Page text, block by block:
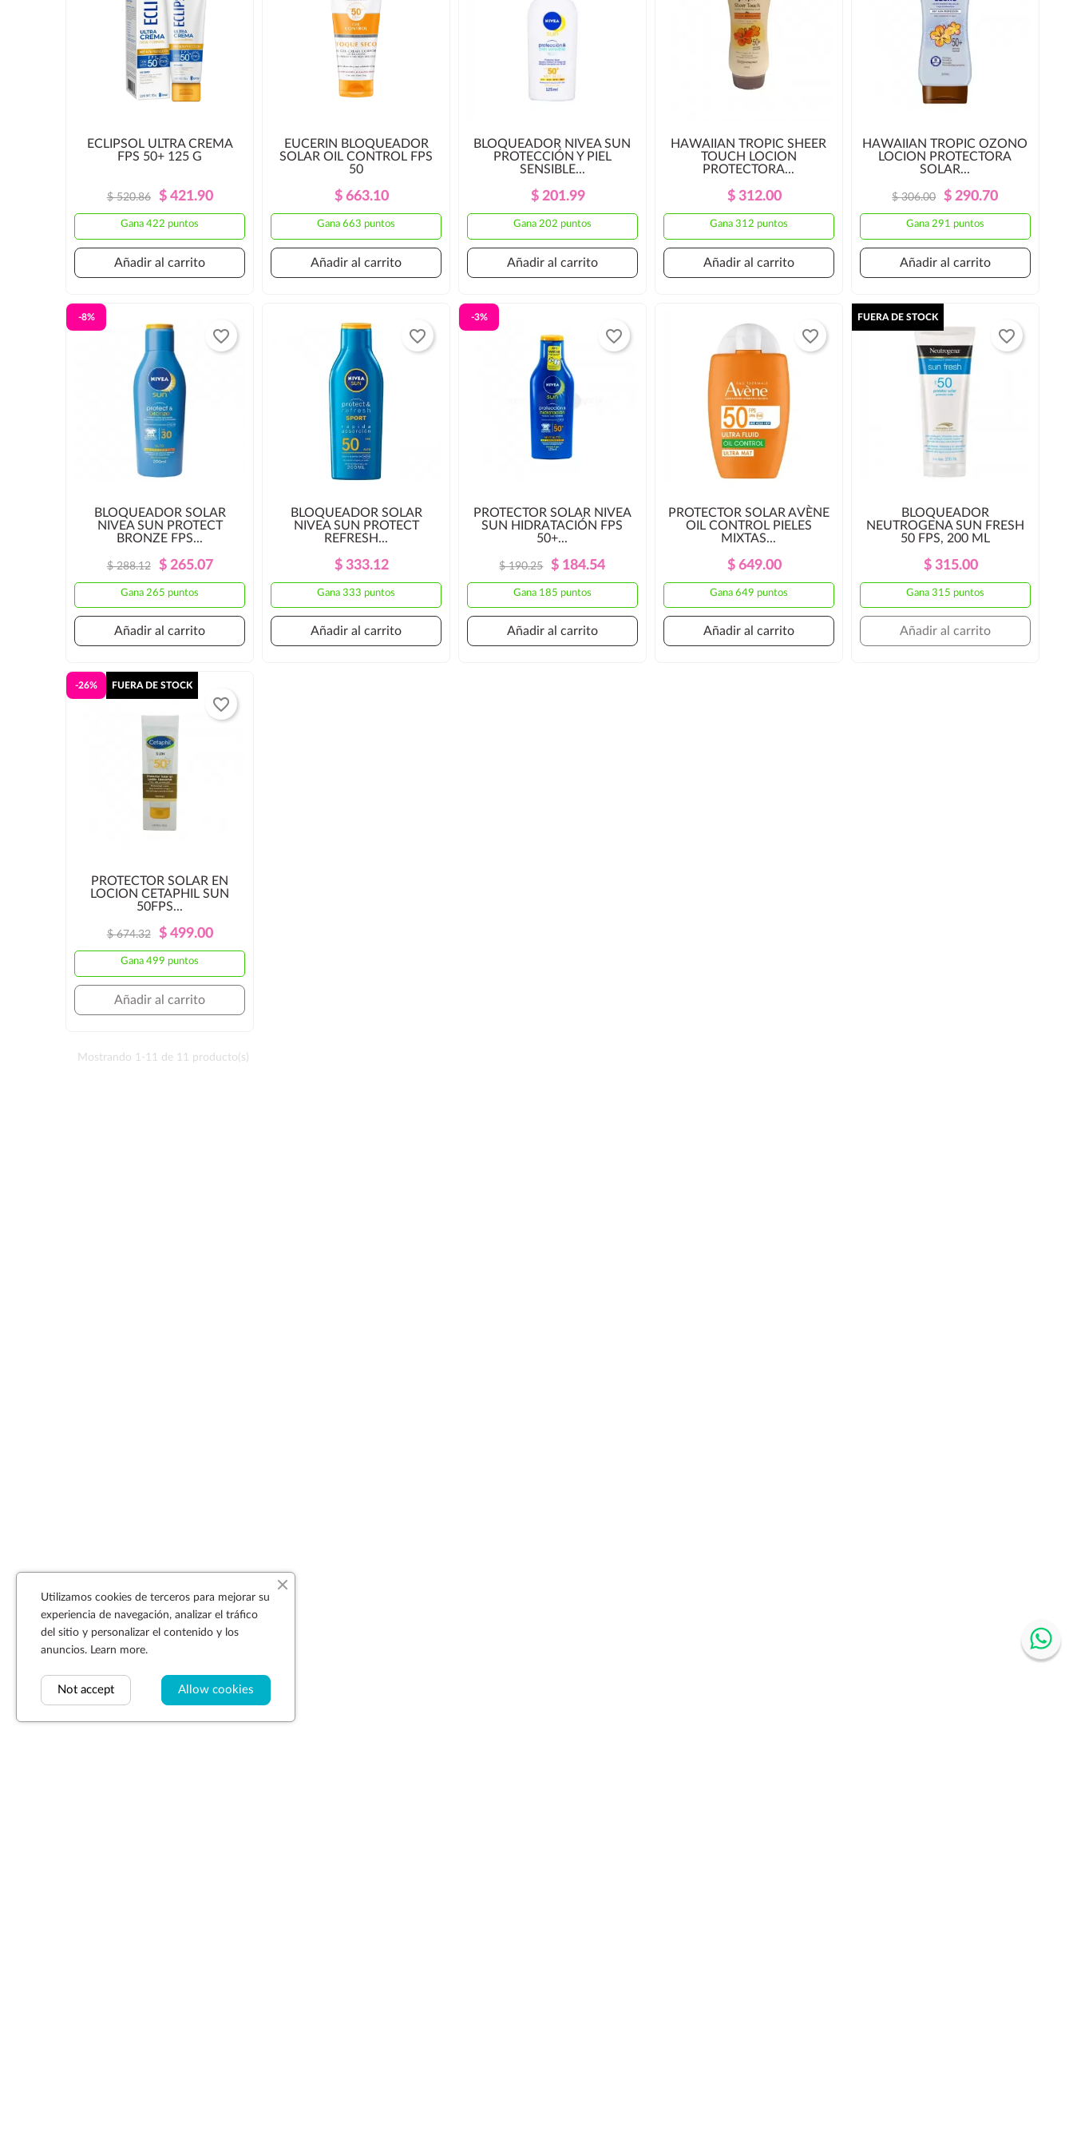
ECLIPSOL ULTRA CREMA
FPS 50+ 125 G
Precio
Regular
$ 520.86 Precio
$ 421.90
Gana 422 puntos
Añadir al carrito
EUCERIN BLOQUEADOR
SOLAR OIL CONTROL FPS
50
Precio
Regular
Precio
$ 663.10
Gana 663 puntos
Añadir al carrito
BLOQUEADOR NIVEA SUN
PROTECCIÓN Y PIEL
SENSIBLE...
Precio
Regular
Precio
$ 201.99
Gana 202 puntos
Añadir al carrito
HAWAIIAN TROPIC SHEER
TOUCH LOCION
PROTECTORA...
Precio
Regular
Precio
$ 312.00
Gana 312 puntos
Añadir al carrito
HAWAIIAN TROPIC OZONO
LOCION PROTECTORA
SOLAR...
Precio
Regular
$ 306.00 Precio
$ 290.70
Gana 291 puntos
Añadir al carrito
BLOQUEADOR SOLAR
NIVEA SUN PROTECT
BRONZE FPS...
Precio
$ 288.12 Precio
$ 265.07
Gana 265 puntos
-8%
Añadir al carrito
favorite_border
BLOQUEADOR SOLAR
NIVEA SUN PROTECT
REFRESH...
Precio
Precio
$ 333.12
Gana 333 puntos
Añadir al carrito
favorite_border
PROTECTOR SOLAR NIVEA
SUN HIDRATACIÓN FPS
50+...
Precio
$ 190.25 Precio
$ 184.54
Gana 185 puntos
-3%
Añadir al carrito
favorite_border
PROTECTOR SOLAR AVÈNE
OIL CONTROL PIELES
MIXTAS...
Precio
Precio
$ 649.00
Gana 649 puntos
Añadir al carrito
favorite_border
BLOQUEADOR
NEUTROGENA SUN FRESH
50 FPS, 200 ML
Precio
Precio
$ 315.00
Gana 315 puntos
FUERA DE STOCK
Añadir al carrito
favorite_border
PROTECTOR SOLAR EN
LOCION CETAPHIL SUN
50FPS...
Precio
Regular
$ 674.32 Precio
$ 499.00
Gana 499 puntos
-26% FUERA DE STOCK
Añadir al carrito
favorite_border
Mostrando 1-11 de 11 producto(s)
Utilizamos cookies de terceros para mejorar su
experiencia de navegación, analizar el tráfico
del sitio y personalizar el contenido y los
anuncios. Learn more.
Allow cookies
Not accept